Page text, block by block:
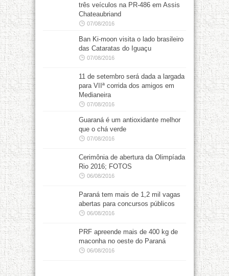
três veículos na PR-486 em Assis
Chateaubriand
07/08/2016
Ban Ki-moon visita o lado brasileiro
das Cataratas do Iguaçu
07/08/2016
11 de setembro será dada a largada
para VIIª corrida dos amigos em
Medianeira
07/08/2016
Guaraná é um antioxidante melhor
que o chá verde
07/08/2016
Cerimônia de abertura da Olimpíada
Rio 2016; FOTOS
06/08/2016
Paraná tem mais de 1,2 mil vagas
abertas para concursos públicos
06/08/2016
PRF apreende mais de 400 kg de
maconha no oeste do Paraná
06/08/2016